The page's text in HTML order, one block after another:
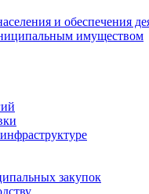
и обеспечения
имуществом
закупок